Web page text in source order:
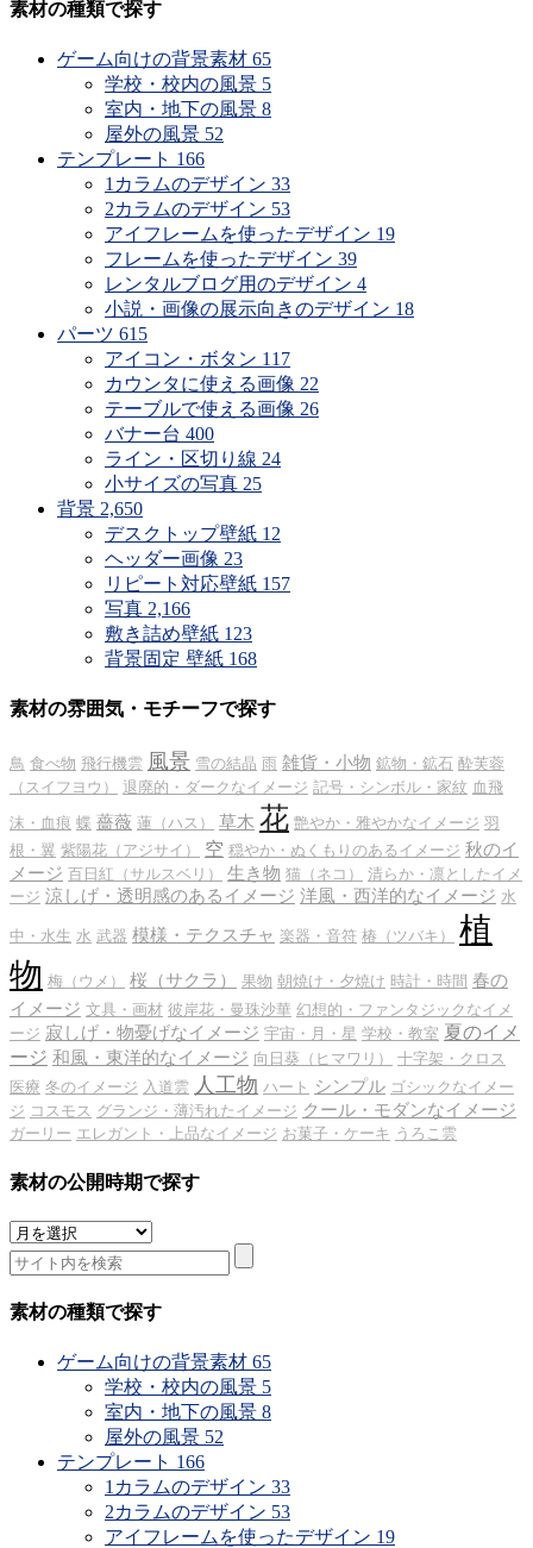
素材の種類で探す
ゲーム向けの背景素材 65
学校・校内の風景 5
室内・地下の風景 8
屋外の風景 52
テンプレート 166
1カラムのデザイン 33
2カラムのデザイン 53
アイフレームを使ったデザイン 19
フレームを使ったデザイン 39
レンタルブログ用のデザイン 4
小説・画像の展示向きのデザイン 18
パーツ 615
アイコン・ボタン 117
カウンタに使える画像 22
テーブルで使える画像 26
バナー台 400
ライン・区切り線 24
小サイズの写真 25
背景 2,650
デスクトップ壁紙 12
ヘッダー画像 23
リピート対応壁紙 157
写真 2,166
敷き詰め壁紙 123
背景固定 壁紙 168
素材の雰囲気・モチーフで探す
鳥 食べ物 飛行機雲 風景 雪の結晶 雨 雑貨・小物 鉱物・鉱石 酔芙蓉
（スイフヨウ）
退廃的・ダークなイメージ 記号・シンボル・家紋 血飛
沫・血痕 蝶 薔薇 蓮（ハス） 草木 花 艶やか・雅やかなイメージ 羽
根・翼 紫陽花（アジサイ） 空 穏やか・ぬくもりのあるイメージ 秋のイ
メージ 百日紅（サルスベリ） 生き物 猫（ネコ）
清らか・凛としたイメ
ージ 涼しげ・透明感のあるイメージ 洋風・西洋的なイメージ 水
中・水生 水 武器 模様・テクスチャ 楽器・音符 椿（ツバキ）
植
物 梅（ウメ） 桜（サクラ） 果物 朝焼け・夕焼け 時計・時間 春の
イメージ 文具・画材 彼岸花・曼珠沙華 幻想的・ファンタジックなイメ
ージ 寂しげ・物憂げなイメージ 宇宙・月・星 学校・教室 夏のイメ
ージ 和風・東洋的なイメージ 向日葵（ヒマワリ）
十字架・クロス
医療 冬のイメージ 入道雲 人工物 ハート シンプル ゴシックなイメー
ジ コスモス グランジ・薄汚れたイメージ クール・モダンなイメージ
ガーリー エレガント・上品なイメージ お菓子・ケーキ うろこ雲
素材の公開時期で探す
素
材
の
公
素材の種類で探す
ゲーム向けの背景素材 65
学校・校内の風景 5
室内・地下の風景 8
屋外の風景 52
テンプレート 166
1カラムのデザイン 33
2カラムのデザイン 53
アイフレームを使ったデザイン 19